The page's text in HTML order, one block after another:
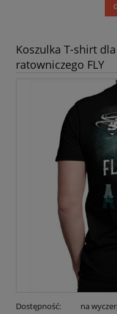
Koszulka T-shirt
ratowniczego FLY
Dostępność: na